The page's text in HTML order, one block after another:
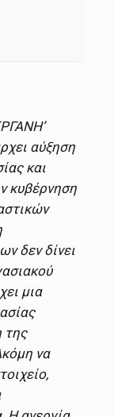
αύξηση
και
κυβέρνηση
δεν δίνει
μια
της
να